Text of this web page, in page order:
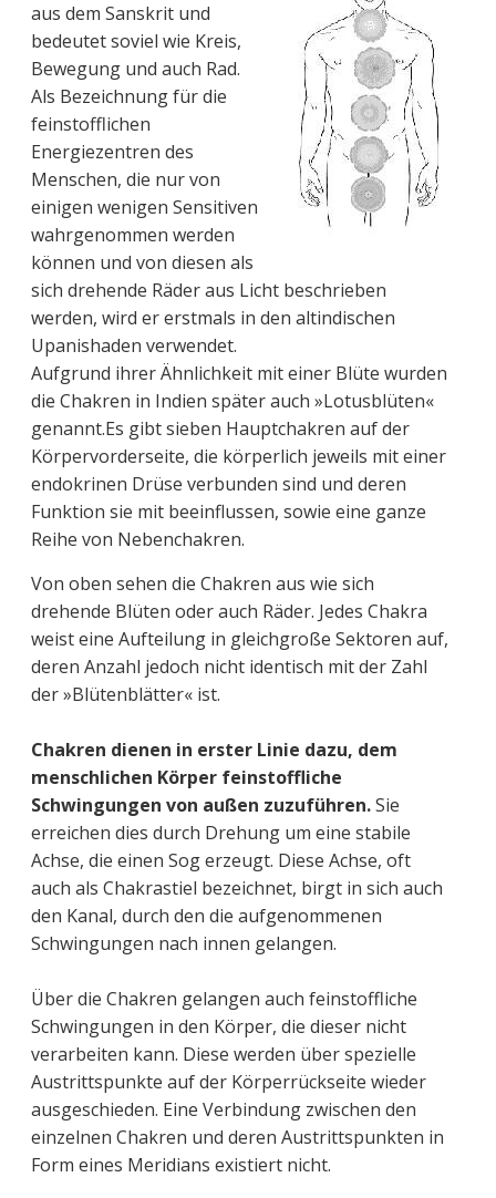
aus dem Sanskrit und
bedeutet soviel wie Kreis,
Bewegung und auch Rad.
Als Bezeichnung für die
feinstofflichen
Energiezentren des
Menschen, die nur von
einigen wenigen Sensitiven
wahrgenommen werden
können und von diesen als
sich drehende Räder aus Licht beschrieben
werden, wird er erstmals in den altindischen
Upanishaden verwendet.
Aufgrund ihrer Ähnlichkeit mit einer Blüte wurden
die Chakren in Indien später auch »Lotusblüten«
genannt.Es gibt sieben Hauptchakren auf der
Körpervorderseite, die körperlich jeweils mit einer
endokrinen Drüse verbunden sind und deren
Funktion sie mit beeinflussen, sowie eine ganze
Reihe von Nebenchakren.
Von oben sehen die Chakren aus wie sich
drehende Blüten oder auch Räder. Jedes Chakra
weist eine Aufteilung in gleichgroße Sektoren auf,
deren Anzahl jedoch nicht identisch mit der Zahl
der »Blütenblätter« ist.
Chakren dienen in erster Linie dazu, dem
menschlichen Körper feinstoffliche
Schwingungen von außen zuzuführen.Sie
erreichen dies durch Drehung um eine stabile
Achse, die einen Sog erzeugt. Diese Achse, oft
auch als Chakrastiel bezeichnet, birgt in sich auch
den Kanal, durch den die aufgenommenen
Schwingungen nach innen gelangen.
Über die Chakren gelangen auch feinstoffliche
Schwingungen in den Körper, die dieser nicht
verarbeiten kann. Diese werden über spezielle
Austrittspunkte auf der Körperrückseite wieder
ausgeschieden. Eine Verbindung zwischen den
einzelnen Chakren und deren Austrittspunkten in
Form eines Meridians existiert nicht.